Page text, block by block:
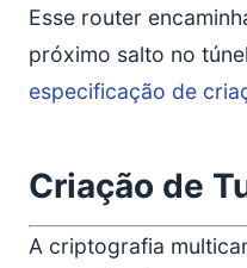
Esse router
próximo salto no
especificação de
Criação de
A criptografia